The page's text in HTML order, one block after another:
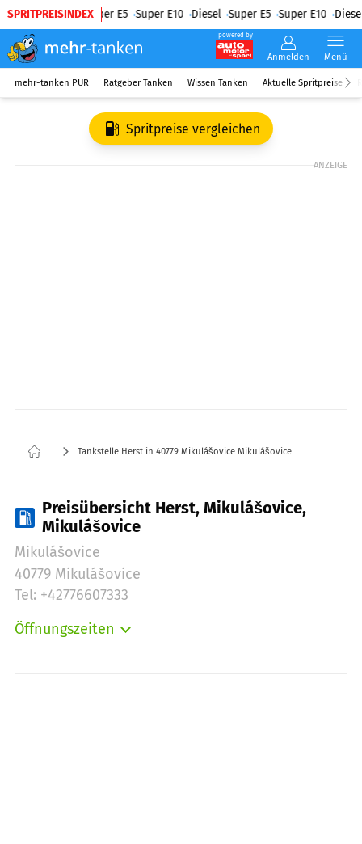
SPRITPREISINDEX
Diesel Super E5 Super E10 Diesel Super E5 Super E10 Diesel
powered by
Anmelden Menü
mehr-tanken PUR Ratgeber Tanken Wissen Tanken Aktuelle Spritpreise
Spritpreise vergleichen
ANZEIGE
Tankstelle Herst in 40779 Mikulášovice Mikulášovice
Preisübersicht Herst, Mikulášovice,
Mikulášovice
Mikulášovice
40779 Mikulášovice
Tel: +42776607333
Öffnungszeiten